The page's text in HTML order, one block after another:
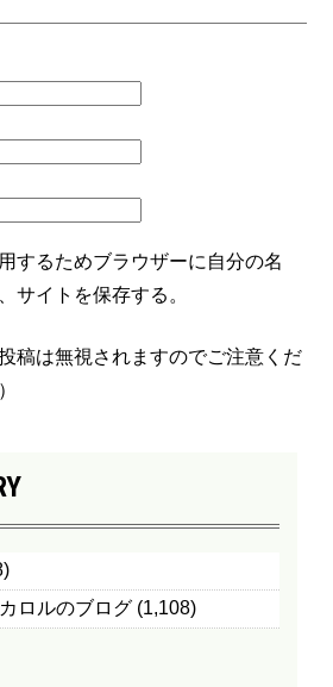
するためブラウザーに自分の名
サイトを保存する。
稿は無視されますのでご注意くだ
ロルのブログ (1,108)